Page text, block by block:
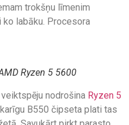
trokšņu līmenim
labāku. Procesora
Ryzen 5 5600
nodrošina Ryzen 5
B550 čipseta plati tas